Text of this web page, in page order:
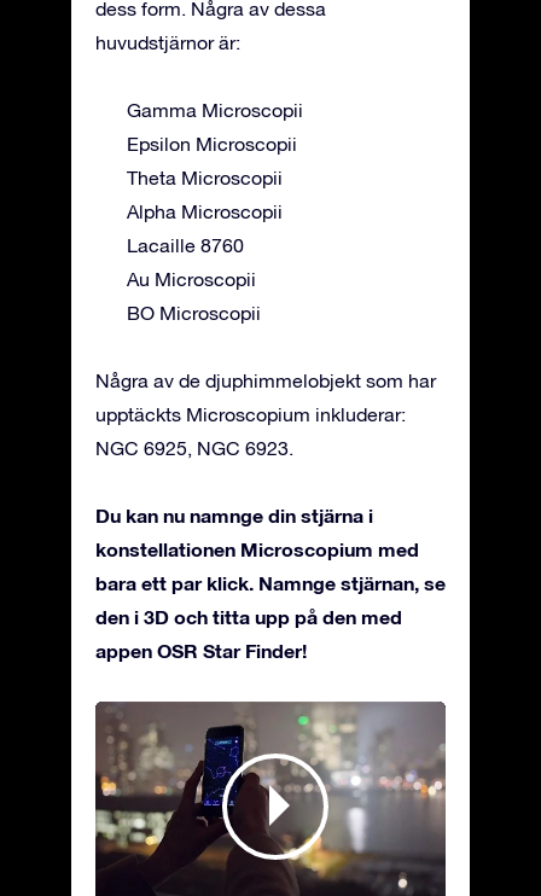
dess form. Några av dessa
huvudstjärnor är:
Gamma Microscopii
Epsilon Microscopii
Theta Microscopii
Alpha Microscopii
Lacaille 8760
Au Microscopii
BO Microscopii
Några av de djuphimmelobjekt som har
upptäckts Microscopium inkluderar:
NGC 6925, NGC 6923.
Du kan nu namnge din stjärna i
konstellationen Microscopium med
bara ett par klick. Namnge stjärnan, se
den i 3D och titta upp på den med
appen OSR Star Finder!